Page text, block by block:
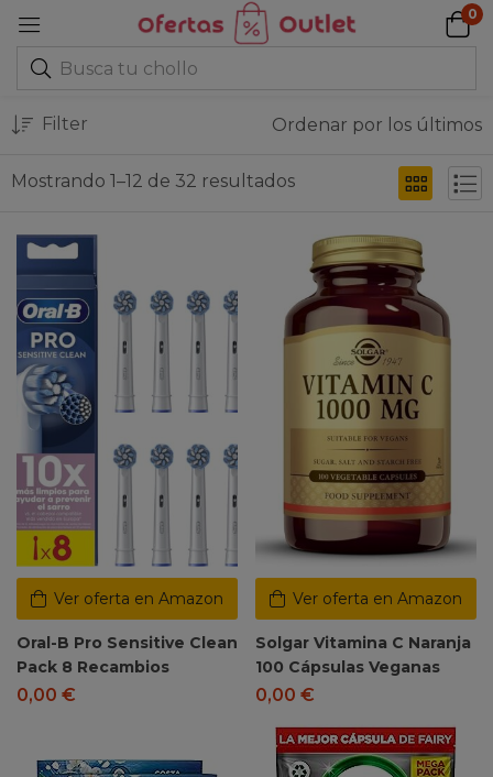
0
Mostrando 1–12 de 32 resultados
Filter Ordenar por los últimos
Ver oferta en Amazon
Oral-B Pro Sensitive Clean
Pack 8 Recambios
0,00 €
Ver oferta en Amazon
Solgar Vitamina C Naranja
100 Cápsulas Veganas
0,00 €